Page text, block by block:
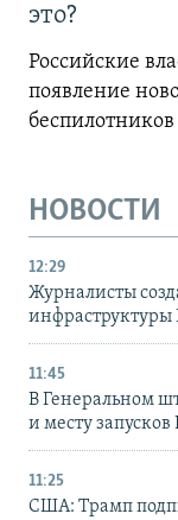
это?
Российские
появление
беспилотников
НОВОСТИ
12:29
Журналисты
инфраструктуры
11:45
В Генеральном
и месту
11:25
США: Трамп